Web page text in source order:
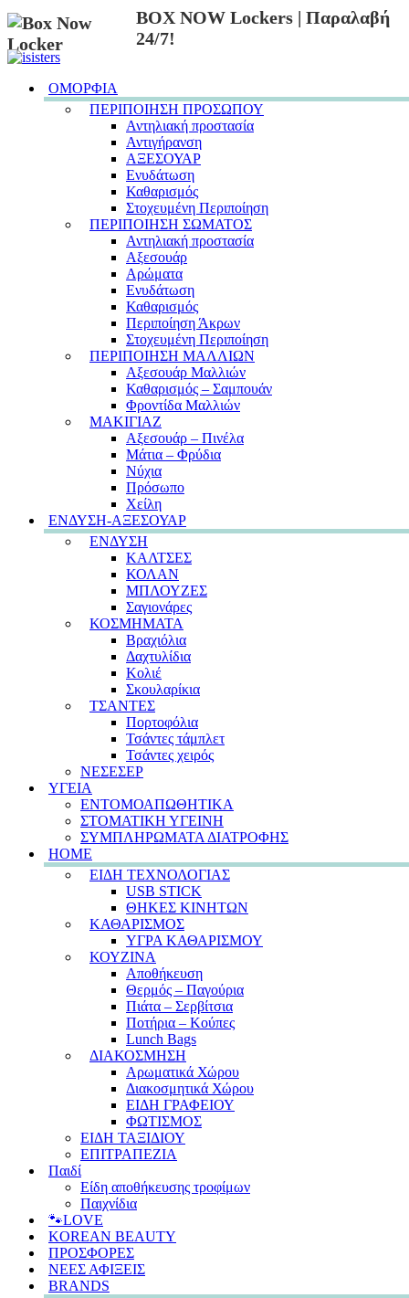
BOX NOW Lockers | Παραλαβή
24/7!
ΟΜΟΡΦΙΑ
ΠΕΡΙΠΟΙΗΣΗ ΠΡΟΣΩΠΟΥ
Αντηλιακή προστασία
Αντιγήρανση
ΑΞΕΣΟΥΑΡ
Ενυδάτωση
Καθαρισμός
Στοχευμένη Περιποίηση
ΠΕΡΙΠΟΙΗΣΗ ΣΩΜΑΤΟΣ
Αντηλιακή προστασία
Αξεσουάρ
Αρώματα
Ενυδάτωση
Καθαρισμός
Περιποίηση Άκρων
Στοχευμένη Περιποίηση
ΠΕΡΙΠΟΙΗΣΗ ΜΑΛΛΙΩΝ
Αξεσουάρ Μαλλιών
Καθαρισμός – Σαμπουάν
Φροντίδα Μαλλιών
ΜΑΚΙΓΙΑΖ
Αξεσουάρ – Πινέλα
Μάτια – Φρύδια
Νύχια
Πρόσωπο
Χείλη
ΕΝΔΥΣΗ-ΑΞΕΣΟΥΑΡ
ΕΝΔΥΣΗ
ΚΑΛΤΣΕΣ
ΚΟΛΑΝ
ΜΠΛΟΥΖΕΣ
Σαγιονάρες
ΚΟΣΜΗΜΑΤΑ
Βραχιόλια
Δαχτυλίδια
Κολιέ
Σκουλαρίκια
ΤΣΑΝΤΕΣ
Πορτοφόλια
Τσάντες τάμπλετ
Τσάντες χειρός
ΝΕΣΕΣΕΡ
ΥΓΕΙΑ
ΕΝΤΟΜΟΑΠΩΘΗΤΙΚΑ
ΣΤΟΜΑΤΙΚΗ ΥΓΕΙΝΗ
ΣΥΜΠΛΗΡΩΜΑΤΑ ΔΙΑΤΡΟΦΗΣ
HOME
ΕΙΔΗ ΤΕΧΝΟΛΟΓΙΑΣ
USB STICK
ΘΗΚΕΣ ΚΙΝΗΤΩΝ
ΚΑΘΑΡΙΣΜΟΣ
ΥΓΡΑ ΚΑΘΑΡΙΣΜΟΥ
ΚΟΥΖΙΝΑ
Αποθήκευση
Θερμός – Παγούρια
Πιάτα – Σερβίτσια
Ποτήρια – Κούπες
Lunch Bags
ΔΙΑΚΟΣΜΗΣΗ
Αρωματικά Χώρου
Διακοσμητικά Χώρου
ΕΙΔΗ ΓΡΑΦΕΙΟΥ
ΦΩΤΙΣΜΟΣ
ΕΙΔΗ ΤΑΞΙΔΙΟΥ
ΕΠΙΤΡΑΠΕΖΙΑ
Παιδί
Είδη αποθήκευσης τροφίμων
Παιχνίδια
🐾LOVE
KOREAN BEAUTY
ΠΡΟΣΦΟΡΕΣ
ΝΕΕΣ ΑΦΙΞΕΙΣ
BRANDS